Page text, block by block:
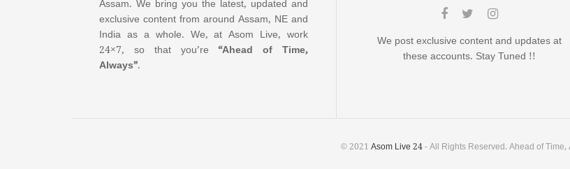
Assam. We bring you the latest, updated and
exclusive content from around Assam, NE and
India as a whole. We, at Asom Live, work
24×7, so that you’re“Ahead of Time,
Always”.
We post exclusive content and updates at
these accounts. Stay Tuned !!
© 2021 Asom Live 24- All Rights Reserved. Ahead of Time,